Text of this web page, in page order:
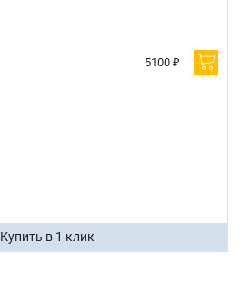
5100 ₽
Купить в 1 клик